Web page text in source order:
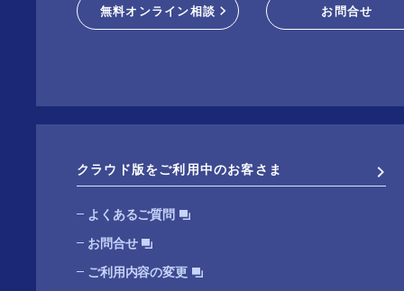
無料オンライン相談 お問合せ
クラウド版をご利用中のお客さま
よくあるご質問
お問合せ
ご利用内容の変更